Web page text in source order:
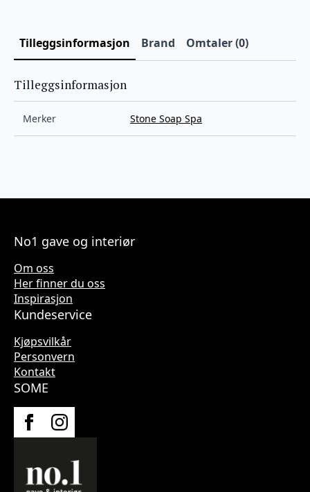
Tilleggsinformasjon Brand Omtaler (0)
Tilleggsinformasjon
Merker Stone Soap Spa
No1 gave og interiør
Om oss
Her finner du oss
Inspirasjon
Kundeservice
Kjøpsvilkår
Personvern
Kontakt
SOME